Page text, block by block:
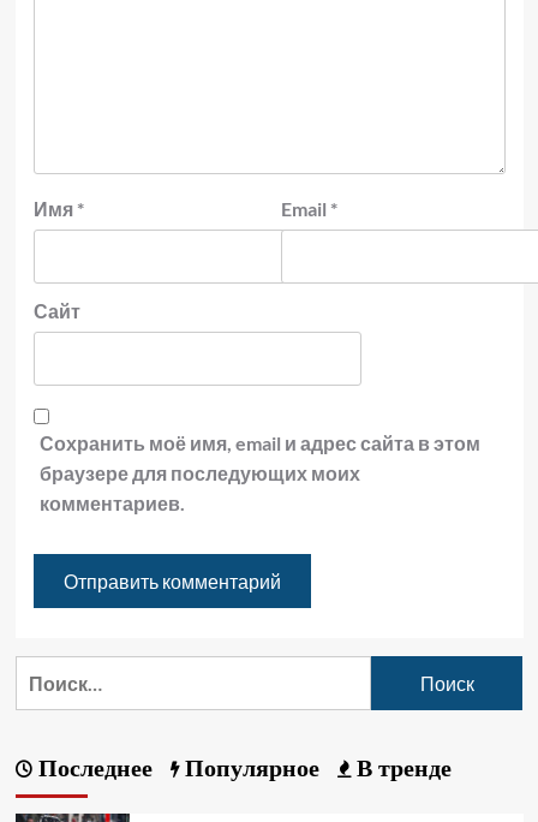
Имя * Email *
Сайт
Сохранить моё имя, email и адрес сайта в этом
браузере для последующих моих
комментариев.
Последнее Популярное В тренде